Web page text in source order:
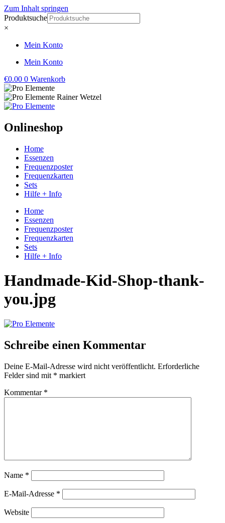
Zum Inhalt springen
Produktsuche
×
Mein Konto
Mein Konto
€0.00 0 Warenkorb
Onlineshop
Home
Essenzen
Frequenzposter
Frequenzkarten
Sets
Hilfe + Info
Home
Essenzen
Frequenzposter
Frequenzkarten
Sets
Hilfe + Info
Handmade-Kid-Shop-thank-
you.jpg
Schreibe einen Kommentar
Deine E-Mail-Adresse wird nicht veröffentlicht. Erforderliche
Felder sind mit * markiert
Kommentar *
Name *
E-Mail-Adresse *
Website